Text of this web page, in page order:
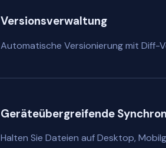
Versionsverwaltung
Automatische Versionierung mit Diff-
Geräteübergreifende
Halten Sie Dateien auf Desktop,